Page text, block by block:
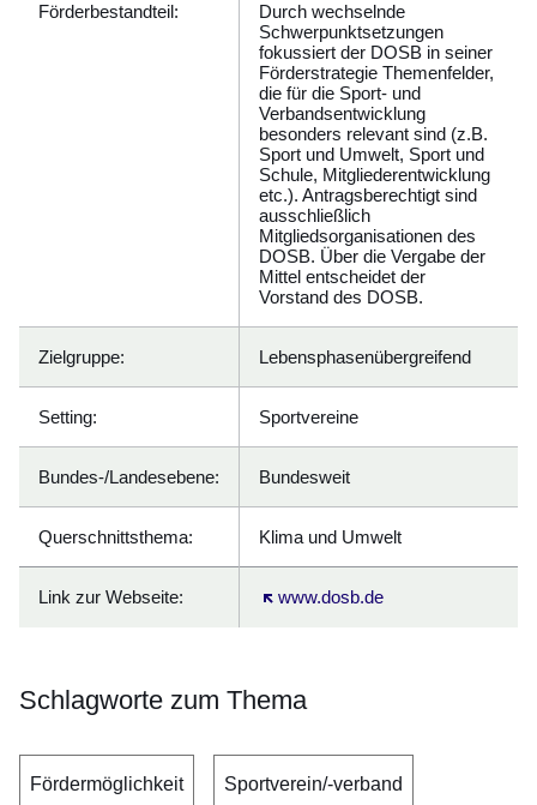
Förderbestandteil:
Durch wechselnde
Schwerpunktsetzungen
fokussiert der DOSB in seiner
Förderstrategie Themenfelder,
die für die Sport- und
Verbandsentwicklung
besonders relevant sind (z.B.
Sport und Umwelt, Sport und
Schule, Mitgliederentwicklung
etc.). Antragsberechtigt sind
ausschließlich
Mitgliedsorganisationen des
DOSB. Über die Vergabe der
Mittel entscheidet der
Vorstand des DOSB.
Zielgruppe: Lebensphasenübergreifend
Setting: Sportvereine
Bundes-/Landesebene: Bundesweit
Querschnittsthema: Klima und Umwelt
Link zur Webseite: www.dosb.de
Öffnet sich in einem neuen Fenster
Schlagworte zum Thema
Fördermöglichkeit Sportverein/-verband